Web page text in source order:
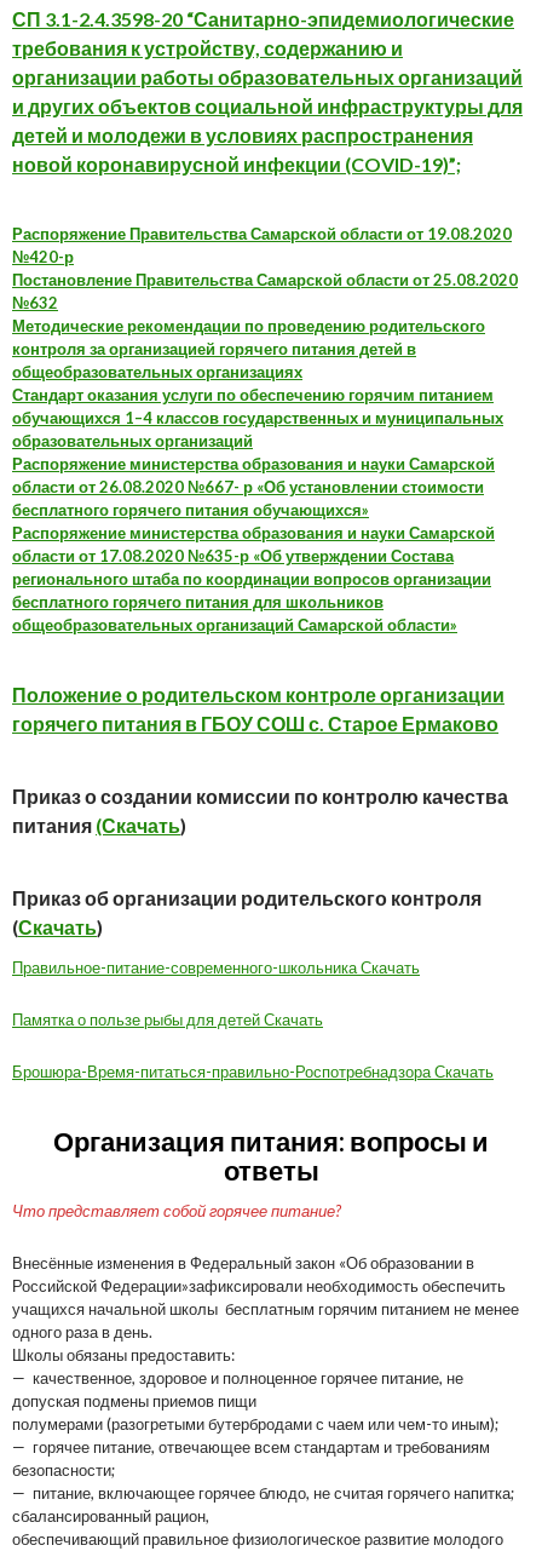
СП 3.1-2.4.3598-20 “Санитарно-эпидемиологические
требования к устройству, содержанию и
организации работы образовательных организаций
и других объектов социальной инфраструктуры для
детей и молодежи в условиях распространения
новой коронавирусной инфекции (COVID-19)”;
Распоряжение Правительства Самарской области от 19.08.2020
№420-р
Постановление Правительства Самарской области от 25.08.2020
№632
Методические рекомендации по проведению родительского
контроля за организацией горячего питания детей в
общеобразовательных организациях
Стандарт оказания услуги по обеспечению горячим питанием
обучающихся 1–4 классов государственных и муниципальных
образовательных организаций
Распоряжение министерства образования и науки Самарской
области от 26.08.2020 №667- р «Об установлении стоимости
бесплатного горячего питания обучающихся»
Распоряжение министерства образования и науки Самарской
области от 17.08.2020 №635-р «Об утверждении Состава
регионального штаба по координации вопросов организации
бесплатного горячего питания для школьников
общеобразовательных организаций Самарской области»
Положение о родительском контроле организации
горячего питания в ГБОУ СОШ с. Старое Ермаково
Приказ о создании комиссии по контролю качества
питания (Скачать)
Приказ об организации родительского контроля
(Скачать)
Правильное-питание-современного-школьникаСкачать
Памятка о пользе рыбы для детейСкачать
Брошюра-Время-питаться-правильно-РоспотребнадзораСкачать
Организация питания: вопросы и
ответы
Что представляет собой горячее питание?
Внесённые изменения в Федеральный закон «Об образовании в
Российской Федерации»зафиксировали необходимость обеспечить
учащихся начальной школы бесплатным горячим питанием не менее
одного раза в день.
Школы обязаны предоставить:
— качественное, здоровое и полноценное горячее питание, не
допуская подмены приемов пищи
полумерами (разогретыми бутербродами с чаем или чем-то иным);
— горячее питание, отвечающее всем стандартам и требованиям
безопасности;
— питание, включающее горячее блюдо, не считая горячего напитка;
сбалансированный рацион,
обеспечивающий правильное физиологическое развитие молодого